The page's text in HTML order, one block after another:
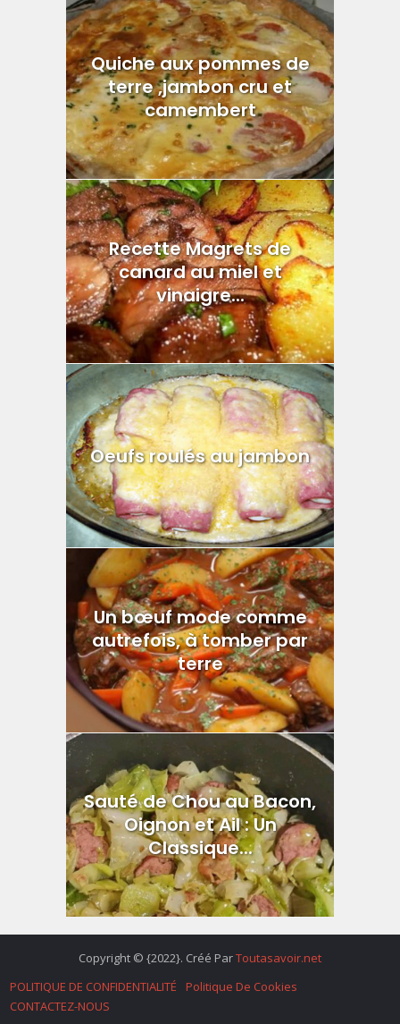
Quiche aux pommes de
terre ,jambon cru et
camembert
Recette Magrets de
canard au miel et
vinaigre...
Oeufs roulés au jambon
Un bœuf mode comme
autrefois, à tomber par
terre
Sauté de Chou au Bacon,
Oignon et Ail : Un
Classique...
Copyright © {2022}. Créé ParToutasavoir.net
POLITIQUE DE CONFIDENTIALITÉ
Politique De Cookies
CONTACTEZ-NOUS